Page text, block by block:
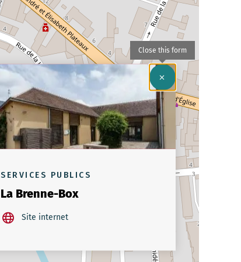
SERVICES PUBLICS
La Brenne-Box
Site internet
Close this form